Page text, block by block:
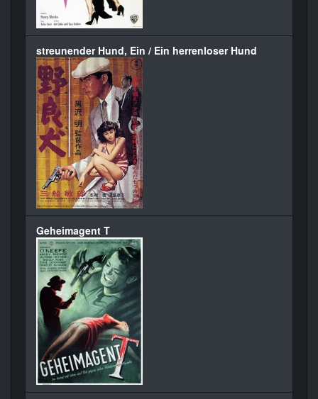
streunender Hund, Ein / Ein herrenloser Hund
Geheimagent T